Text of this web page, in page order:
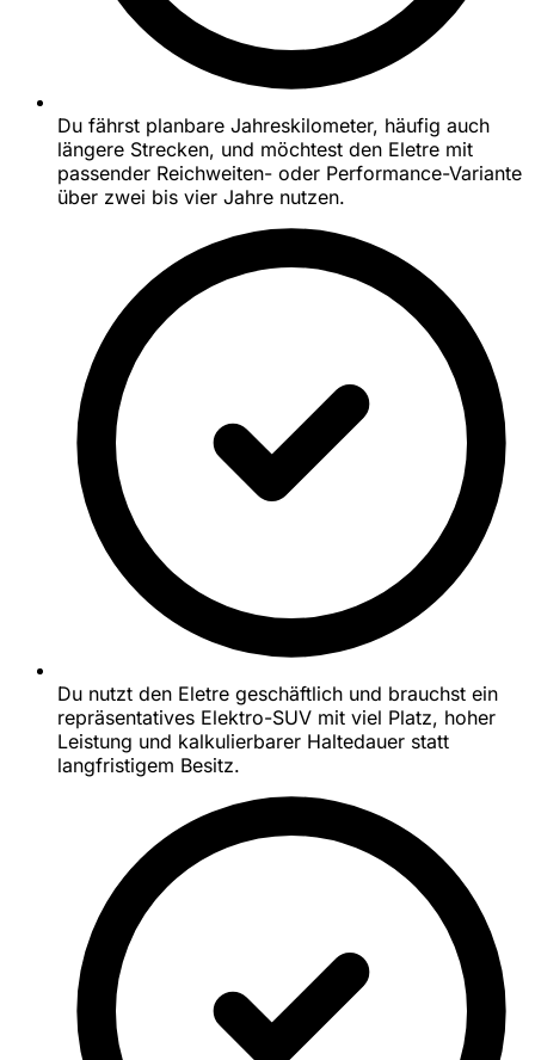
Du fährst planbare Jahreskilometer, häufig auch
längere Strecken, und möchtest den Eletre mit
passender Reichweiten- oder Performance-Variante
über zwei bis vier Jahre nutzen.
Du nutzt den Eletre geschäftlich und brauchst ein
repräsentatives Elektro-SUV mit viel Platz, hoher
Leistung und kalkulierbarer Haltedauer statt
langfristigem Besitz.